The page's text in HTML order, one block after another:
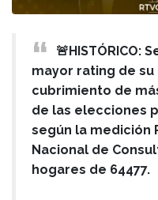
🚨HISTÓRICO:
mayor rating de
cubrimiento de
de las elecciones
según la medición
Nacional de
hogares de 64477.